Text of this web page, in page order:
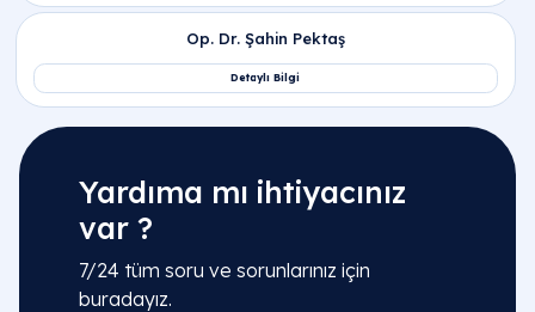
Yardıma mı ihtiyacınız
var ?
7/24 tüm soru ve sorunlarınız için
buradayız.